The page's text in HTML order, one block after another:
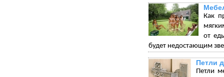
Как
от
будет недостающим
Петли
Петли